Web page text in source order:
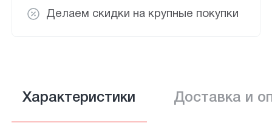
Делаем скидки на крупные покупки
Характеристики Доставка и